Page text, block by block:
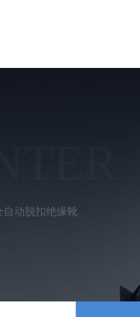
自动脱扣绝缘靴